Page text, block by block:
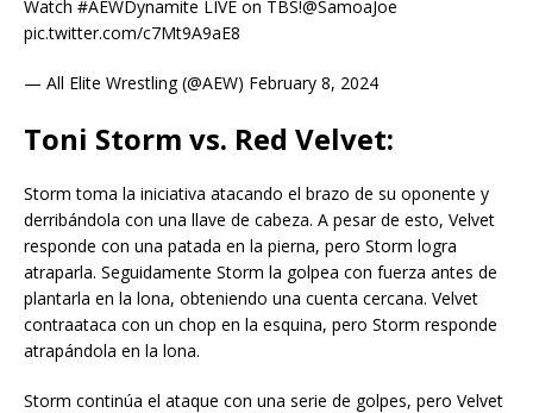
Watch #AEWDynamite LIVE on TBS!@SamoaJoe
pic.twitter.com/c7Mt9A9aE8
— All Elite Wrestling (@AEW) February 8, 2024
Toni Storm vs. Red Velvet:
Storm toma la iniciativa atacando el brazo de su oponente y
derribándola con una llave de cabeza. A pesar de esto, Velvet
responde con una patada en la pierna, pero Storm logra
atraparla. Seguidamente Storm la golpea con fuerza antes de
plantarla en la lona, obteniendo una cuenta cercana. Velvet
contraataca con un chop en la esquina, pero Storm responde
atrapándola en la lona.
Storm continúa el ataque con una serie de golpes, pero Velvet